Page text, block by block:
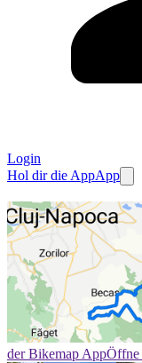
Login
Hol dir die AppApp
der Bikemap AppÖffne